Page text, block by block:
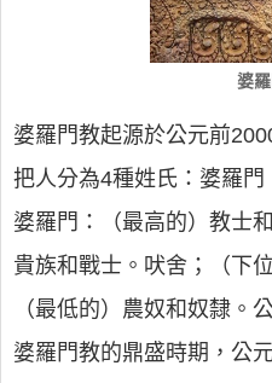
婆
婆羅門教起源於公元前
把人分為4種姓氏：婆羅門
婆羅門：（最高的）教士
貴族和戰士。吠舍；（下
（最低的）農奴和奴隸。
婆羅門教的鼎盛時期，公